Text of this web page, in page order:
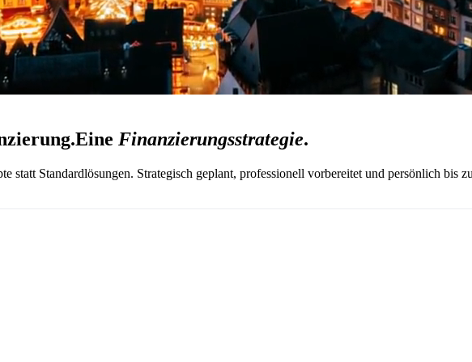
Eine Finanzierungsstrategie.
statt Standardlösungen. Strategisch geplant, professionell vorbereitet und persönlich bis